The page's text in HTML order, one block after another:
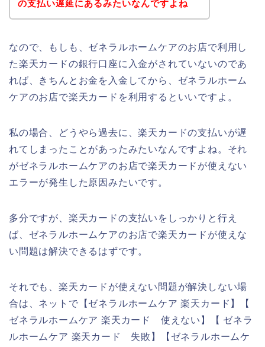
の支払い遅延にあるみたいなんですよね
なので、もしも、ゼネラルホームケアのお店で利用し
た楽天カードの銀行口座に入金がされていないのであ
れば、きちんとお金を入金してから、ゼネラルホーム
ケアのお店で楽天カードを利用するといいですよ。
私の場合、どうやら過去に、楽天カードの支払いが遅
れてしまったことがあったみたいなんですよね。それ
がゼネラルホームケアのお店で楽天カードが使えない
エラーが発生した原因みたいです。
多分ですが、楽天カードの支払いをしっかりと行え
ば、ゼネラルホームケアのお店で楽天カードが使えな
い問題は解決できるはずです。
それでも、楽天カードが使えない問題が解決しない場
合は、ネットで【ゼネラルホームケア 楽天カード】【
ゼネラルホームケア 楽天カード 使えない】【 ゼネラ
ルホームケア 楽天カード 失敗】【ゼネラルホームケ